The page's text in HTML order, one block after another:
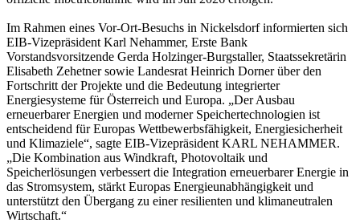
Im Rahmen eines Vor-Ort-Besuchs in Nickelsdorf informierten sich
EIB-Vizepräsident Karl Nehammer, Erste Bank
Vorstandsvorsitzende Gerda Holzinger-Burgstaller, Staatssekretärin
Elisabeth Zehetner sowie Landesrat Heinrich Dorner über den
Fortschritt der Projekte und die Bedeutung integrierter
Energiesysteme für Österreich und Europa. „Der Ausbau
erneuerbarer Energien und moderner Speichertechnologien ist
entscheidend für Europas Wettbewerbsfähigkeit, Energiesicherheit
und Klimaziele“, sagte EIB-Vizepräsident KARL NEHAMMER.
„Die Kombination aus Windkraft, Photovoltaik und
Speicherlösungen verbessert die Integration erneuerbarer Energie in
das Stromsystem, stärkt Europas Energieunabhängigkeit und
unterstützt den Übergang zu einer resilienten und klimaneutralen
Wirtschaft.“